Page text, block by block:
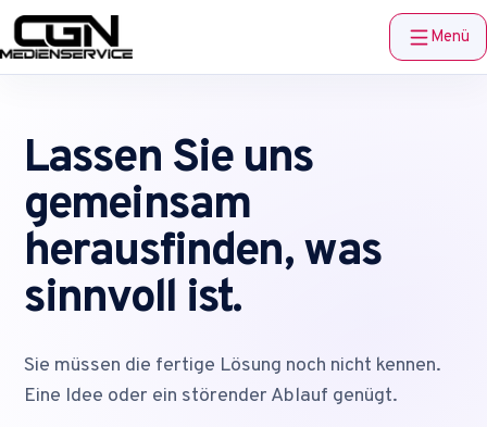
Menü
Lassen Sie uns
gemeinsam
herausfinden, was
sinnvoll ist.
Sie müssen die fertige Lösung noch nicht kennen.
Eine Idee oder ein störender Ablauf genügt.